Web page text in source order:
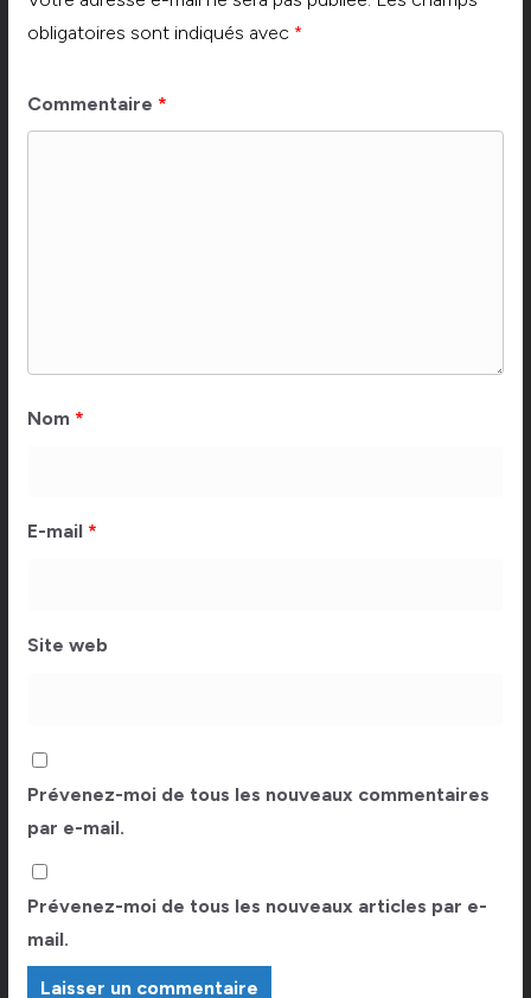
obligatoires sont indiqués avec *
Commentaire *
Nom *
E-mail *
Site web
Prévenez-moi de tous les nouveaux commentaires
par e-mail.
Prévenez-moi de tous les nouveaux articles par e-
mail.